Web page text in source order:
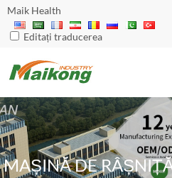
Maik Health
Editați traducerea
MAȘINĂ DE